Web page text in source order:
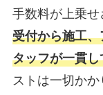
手数料が上乗せ
受付から施工
タッフが一貫
ストは一切か